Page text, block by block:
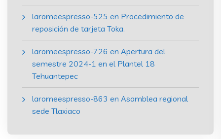
laromeespresso-525 en Procedimiento de
reposición de tarjeta Toka.
laromeespresso-726 en Apertura del
semestre 2024-1 en el Plantel 18
Tehuantepec
laromeespresso-863 en Asamblea regional
sede Tlaxiaco